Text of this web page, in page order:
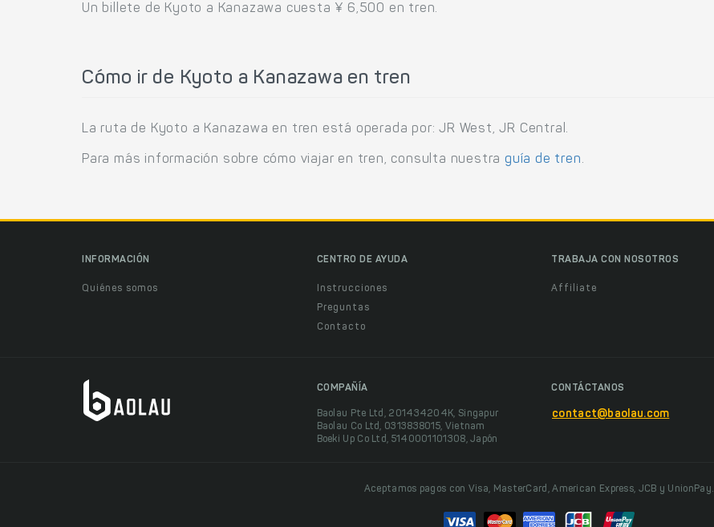
Un billete de Kyoto a Kanazawa cuesta ¥ 6,500 en tren.
Cómo ir de Kyoto a Kanazawa en tren
La ruta de Kyoto a Kanazawa en tren está operada por: JR West, JR Central.
Para más información sobre cómo viajar en tren, consulta nuestra guía de tren.
INFORMACIÓN
Quiénes somos
CENTRO DE AYUDA
Instrucciones
Preguntas
Contacto
TRABAJA CON NOSOTROS
Affiliate
COMPAÑÍA
Baolau Pte Ltd, 201434204K, Singapur
Baolau Co Ltd, 0313838015, Vietnam
Boeki Up Co Ltd, 5140001101308, Japón
CONTÁCTANOS
contact@baolau.com
Aceptamos pagos con Visa, MasterCard, American Express, JCB y UnionPay.